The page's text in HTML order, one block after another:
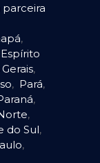
,
Espírito
,
, Pará,
,
,
do Sul,
,